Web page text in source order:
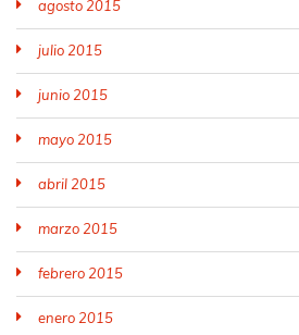
agosto 2015
julio 2015
junio 2015
mayo 2015
abril 2015
marzo 2015
febrero 2015
enero 2015